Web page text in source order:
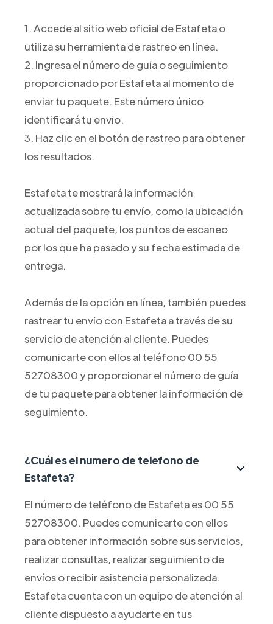
1. Accede al sitio web oficial de Estafeta o
utiliza su herramienta de rastreo en línea.
2. Ingresa el número de guía o seguimiento
proporcionado por Estafeta al momento de
enviar tu paquete. Este número único
identificará tu envío.
3. Haz clic en el botón de rastreo para obtener
los resultados.
Estafeta te mostrará la información
actualizada sobre tu envío, como la ubicación
actual del paquete, los puntos de escaneo
por los que ha pasado y su fecha estimada de
entrega.
Además de la opción en línea, también puedes
rastrear tu envío con Estafeta a través de su
servicio de atención al cliente. Puedes
comunicarte con ellos al teléfono 00 55
52708300 y proporcionar el número de guía
de tu paquete para obtener la información de
seguimiento.
¿Cuál es el numero de telefono de
Estafeta?
El número de teléfono de Estafeta es 00 55
52708300. Puedes comunicarte con ellos
para obtener información sobre sus servicios,
realizar consultas, realizar seguimiento de
envíos o recibir asistencia personalizada.
Estafeta cuenta con un equipo de atención al
cliente dispuesto a ayudarte en tus